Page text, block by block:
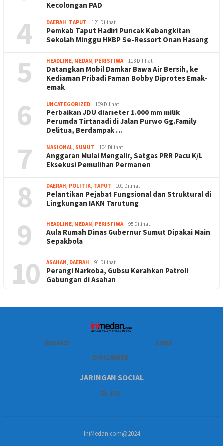
Kecolongan PAD
4 DAERAH, TAPUT 121 Dilihat
Pemkab Taput Hadiri Puncak Kebangkitan
Sekolah Minggu HKBP Se-Ressort Onan Hasang
5 HEADLINE, MEDAN, PERISTIWA 113 Dilihat
Datangkan Mobil Damkar Bawa Air Bersih, ke
Kediaman Pribadi Paman Bobby Diprotes Emak-
emak
6 UNCATEGORIZED 109 Dilihat
Perbaikan JDU diameter 1.000 mm milik
Perumda Tirtanadi di Jalan Purwo Gg.Family
Delitua, Berdampak …
7 NASIONAL, SUMUT 104 Dilihat
Anggaran Mulai Mengalir, Satgas PRR Pacu K/L
Eksekusi Pemulihan Permanen
8 DAERAH, POLITIK, TAPUT 101 Dilihat
Pelantikan Pejabat Fungsional dan Struktural di
Lingkungan IAKN Tarutung
9 HEADLINE, MEDAN, PERISTIWA 95 Dilihat
Aula Rumah Dinas Gubernur Sumut Dipakai Main
Sepakbola
10 ASAHAN, DAERAH 91 Dilihat
Perangi Narkoba, Gubsu Kerahkan Patroli
Gabungan di Asahan
REDAKSI
SIBER
DISCLAIMER
JARINGAN SOCIAL
RSS
IniMedan.com@2024